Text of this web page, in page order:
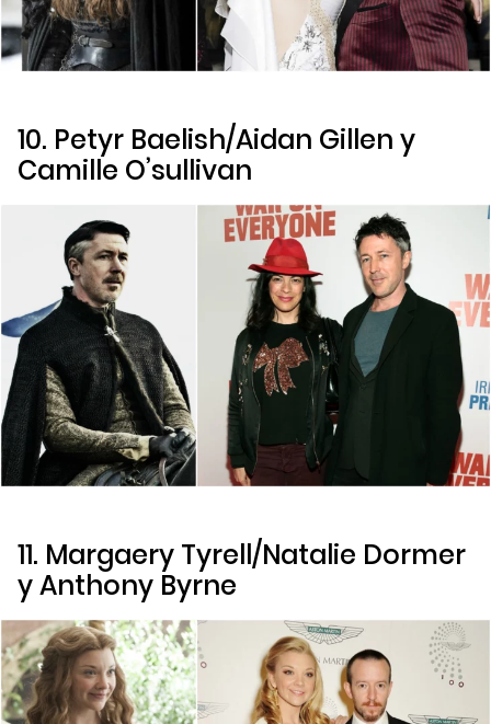
10. Petyr Baelish/Aidan Gillen y
Camille O’sullivan
11. Margaery Tyrell/Natalie Dormer
y Anthony Byrne